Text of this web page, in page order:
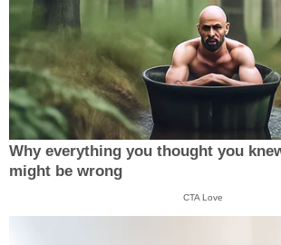
Why everything you thought you
might be wrong
CTA Love